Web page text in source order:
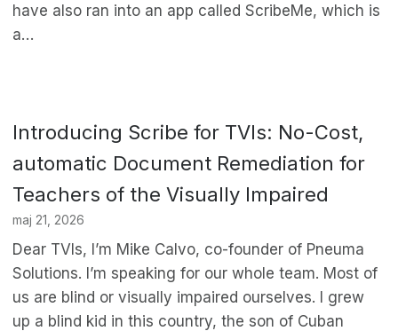
have also ran into an app called ScribeMe, which is
a…
Introducing Scribe for TVIs: No-Cost,
automatic Document Remediation for
Teachers of the Visually Impaired
maj 21, 2026
Dear TVIs, I’m Mike Calvo, co-founder of Pneuma
Solutions. I’m speaking for our whole team. Most of
us are blind or visually impaired ourselves. I grew
up a blind kid in this country, the son of Cuban